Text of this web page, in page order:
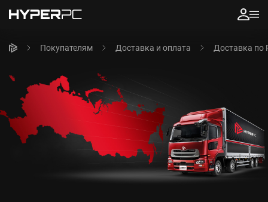
Покупателям Доставка и оплата Доставка по